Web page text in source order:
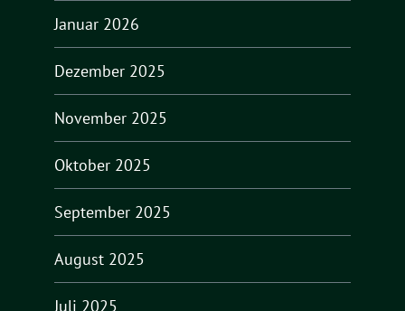
Januar 2026
Dezember 2025
November 2025
Oktober 2025
September 2025
August 2025
Juli 2025